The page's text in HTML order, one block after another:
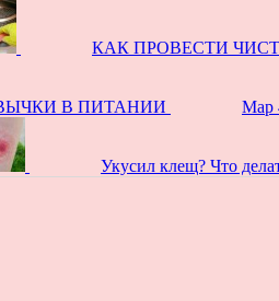
КАК ПРОВЕСТИ
В ПИТАНИИ Мар
Укусил клещ? Что